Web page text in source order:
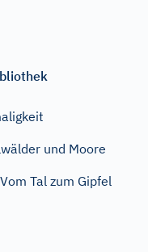
und Moore
Tal zum Gipfel